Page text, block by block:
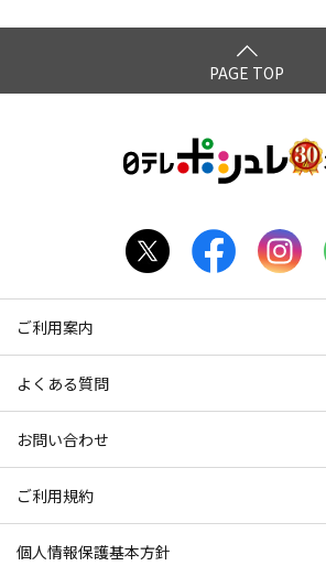
PAGE TOP
ご利用案内
よくある質問
お問い合わせ
ご利用規約
個人情報保護基本方針